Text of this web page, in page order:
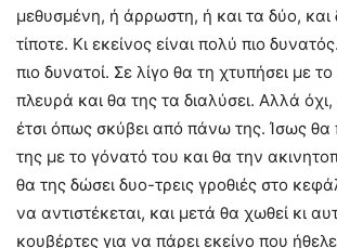
μεθυσμένη, ή άρρωστη, ή και τα δύο, και
τίποτε. Κι εκείνος είναι πολύ πιο
πιο δυνατοί. Σε λίγο θα τη χτυπήσει με
πλευρά και θα της τα διαλύσει. Αλλά
έτσι όπως σκύβει από πάνω της. Ίσως
της με το γόνατό του και θα την
θα της δώσει δυο-τρεις γροθιές στο
να αντιστέκεται, και μετά θα χωθεί κι
κουβέρτες για να πάρει εκείνο που